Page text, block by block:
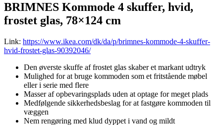
BRIMNES Kommode 4 skuffer, hvid,
frostet glas, 78×124 cm
Link: https://www.ikea.com/dk/da/p/brimnes-kommode-4-skuffer-
hvid-frostet-glas-90392046/
Den øverste skuffe af frostet glas skaber et markant udtryk
Mulighed for at bruge kommoden som et fritstående møbel
eller i serie med flere
Masser af opbevaringsplads uden at optage for meget plads
Medfølgende sikkerhedsbeslag for at fastgøre kommoden til
væggen
Nem rengøring med klud dyppet i vand og mildt